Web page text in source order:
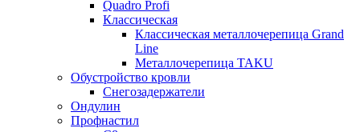
Quadro Profi
Классическая
Классическая металлочерепица Grand
Line
Металлочерепица TAKU
Обустройство кровли
Снегозадержатели
Ондулин
Профнастил